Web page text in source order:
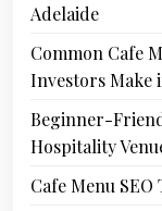
Adelaide
Common Cafe
Investors Make
Beginner-
Hospitality
Cafe Menu